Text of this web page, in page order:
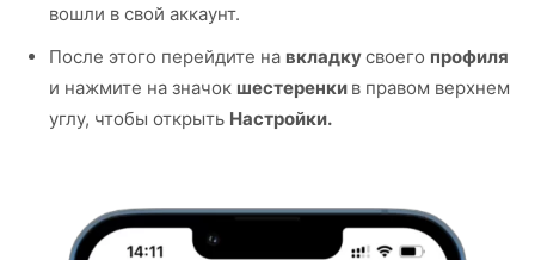
вошли в свой аккаунт.
После этого перейдите на вкладкусвоего профиля
и нажмите на значок шестеренки в правом верхнем
углу, чтобы открыть Настройки.